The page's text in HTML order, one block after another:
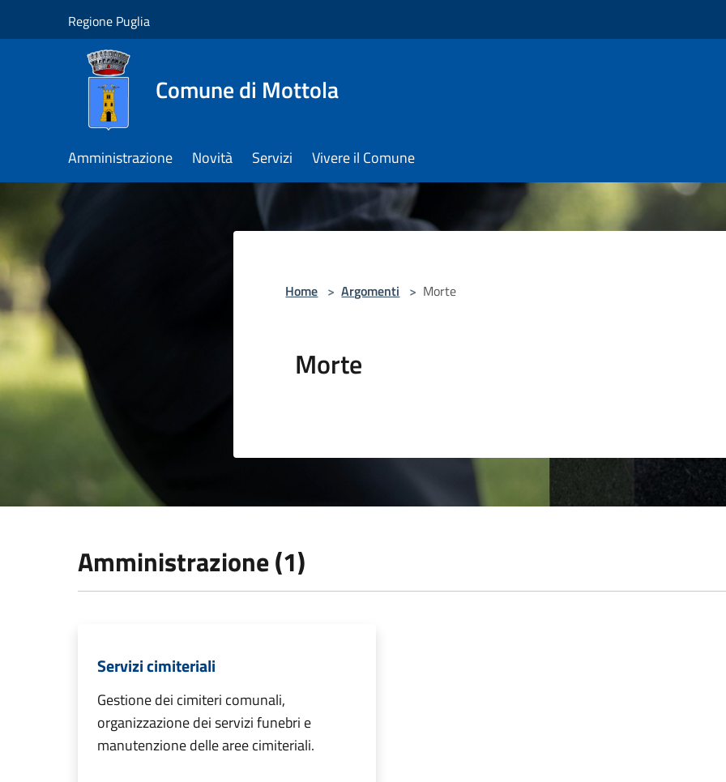
Regione Puglia
Comune di Mottola
Amministrazione Novità Servizi Vivere il Comune
Home > Argomenti > Morte
Morte
Amministrazione (1)
Servizi cimiteriali
Gestione dei cimiteri comunali,
organizzazione dei servizi funebri e
manutenzione delle aree cimiteriali.